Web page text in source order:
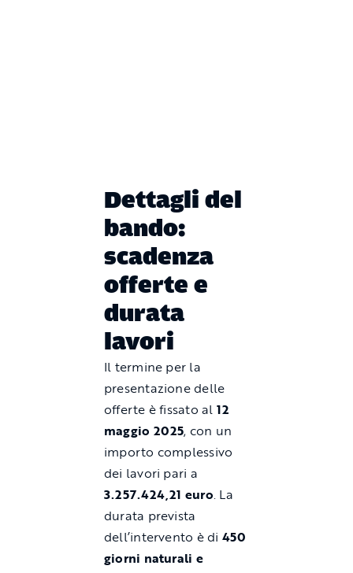
Dettagli del
bando:
scadenza
offerte e
durata
lavori
Il termine per la
presentazione delle
offerte è fissato al 12
maggio 2025, con un
importo complessivo
dei lavori pari a
3.257.424,21 euro. La
durata prevista
dell’intervento è di 450
giorni naturali e